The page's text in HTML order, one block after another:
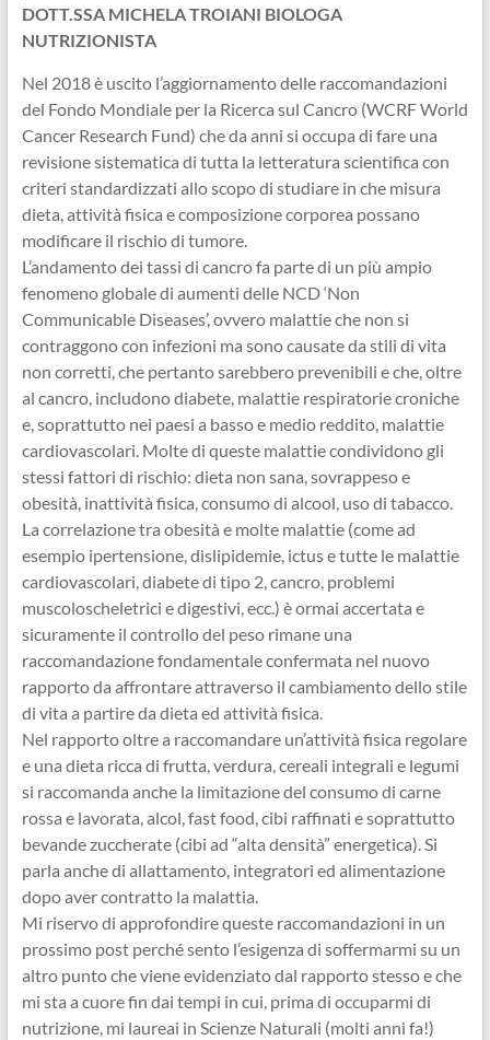
DOTT.SSA MICHELA TROIANI BIOLOGA
NUTRIZIONISTA
Nel 2018 è uscito l’aggiornamento delle raccomandazioni
del Fondo Mondiale per la Ricerca sul Cancro (WCRF World
Cancer Research Fund) che da anni si occupa di fare una
revisione sistematica di tutta la letteratura scientifica con
criteri standardizzati allo scopo di studiare in che misura
dieta, attività fisica e composizione corporea possano
modificare il rischio di tumore.
L’andamento dei tassi di cancro fa parte di un più ampio
fenomeno globale di aumenti delle NCD ‘Non
Communicable Diseases’, ovvero malattie che non si
contraggono con infezioni ma sono causate da stili di vita
non corretti, che pertanto sarebbero prevenibili e che, oltre
al cancro, includono diabete, malattie respiratorie croniche
e, soprattutto nei paesi a basso e medio reddito, malattie
cardiovascolari. Molte di queste malattie condividono gli
stessi fattori di rischio: dieta non sana, sovrappeso e
obesità, inattività fisica, consumo di alcool, uso di tabacco.
La correlazione tra obesità e molte malattie (come ad
esempio ipertensione, dislipidemie, ictus e tutte le malattie
cardiovascolari, diabete di tipo 2, cancro, problemi
muscoloscheletrici e digestivi, ecc.) è ormai accertata e
sicuramente il controllo del peso rimane una
raccomandazione fondamentale confermata nel nuovo
rapporto da affrontare attraverso il cambiamento dello stile
di vita a partire da dieta ed attività fisica.
Nel rapporto oltre a raccomandare un’attività fisica regolare
e una dieta ricca di frutta, verdura, cereali integrali e legumi
si raccomanda anche la limitazione del consumo di carne
rossa e lavorata, alcol, fast food, cibi raffinati e soprattutto
bevande zuccherate (cibi ad “alta densità” energetica). Si
parla anche di allattamento, integratori ed alimentazione
dopo aver contratto la malattia.
Mi riservo di approfondire queste raccomandazioni in un
prossimo post perché sento l’esigenza di soffermarmi su un
altro punto che viene evidenziato dal rapporto stesso e che
mi sta a cuore fin dai tempi in cui, prima di occuparmi di
nutrizione, mi laureai in Scienze Naturali (molti anni fa!)